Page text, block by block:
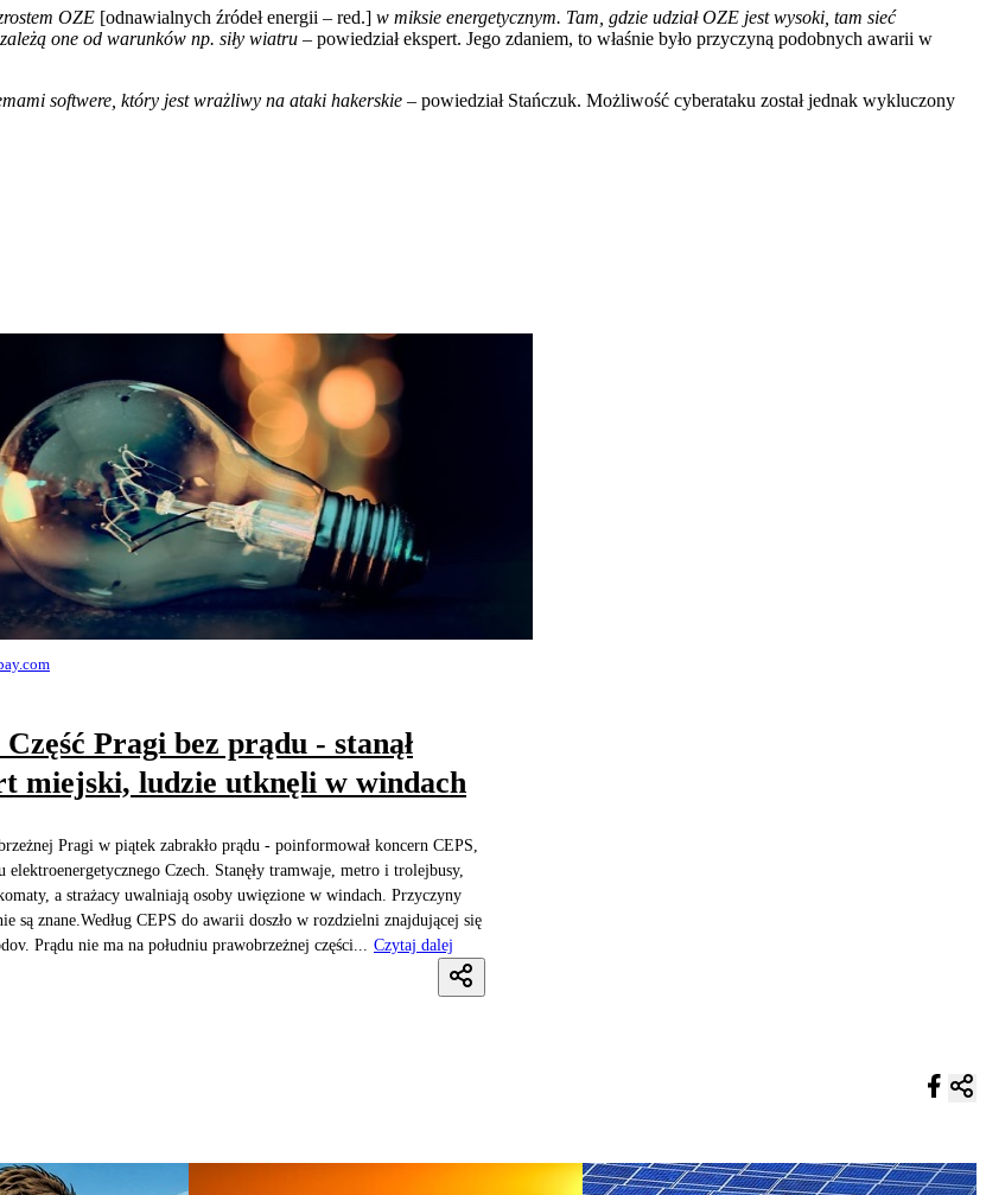
OZE [odnawialnych źródeł energii – red.] w miksie energetycznym. Tam, gdzie udział OZE jest wysoki, tam sieć
one od warunków np. siły wiatru – powiedział ekspert. Jego zdaniem, to właśnie było przyczyną podobnych awarii w
softwere, który jest wrażliwy na ataki hakerskie – powiedział Stańczuk. Możliwość cyberataku został jednak wykluczony
Pragi bez prądu - stanął
miejski, ludzie utknęli w windach
Pragi w piątek zabrakło prądu - poinformował koncern CEPS,
elektroenergetycznego Czech. Stanęły tramwaje, metro i trolejbusy,
a strażacy uwalniają osoby uwięzione w windach. Przyczyny
są znane.Według CEPS do awarii doszło w rozdzielni znajdującej się
Prądu nie ma na południu prawobrzeżnej części...
Czytaj dalej